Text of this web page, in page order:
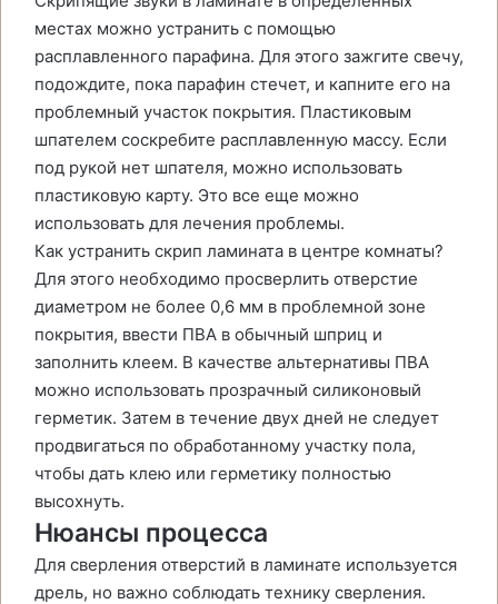
местах можно устранить с помощью
расплавленного парафина. Для этого зажгите свечу,
подождите, пока парафин стечет, и капните его на
проблемный участок покрытия. Пластиковым
шпателем соскребите расплавленную массу. Если
под рукой нет шпателя, можно использовать
пластиковую карту. Это все еще можно
использовать для лечения проблемы.
Как устранить скрип ламината в центре комнаты?
Для этого необходимо просверлить отверстие
диаметром не более 0,6 мм в проблемной зоне
покрытия, ввести ПВА в обычный шприц и
заполнить клеем. В качестве альтернативы ПВА
можно использовать прозрачный силиконовый
герметик. Затем в течение двух дней не следует
продвигаться по обработанному участку пола,
чтобы дать клею или герметику полностью
высохнуть.
Нюансы процесса
Для сверления отверстий в ламинате используется
дрель, но важно соблюдать технику сверления.